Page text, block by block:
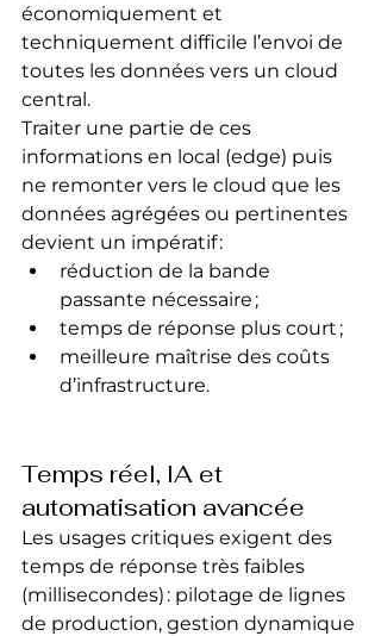
économiquement et
techniquement difficile l’envoi de
toutes les données vers un cloud
central.
Traiter une partie de ces
informations en local (edge) puis
ne remonter vers le cloud que les
données agrégées ou pertinentes
devient un impératif :
réduction de la bande
passante nécessaire ;
temps de réponse plus court ;
meilleure maîtrise des coûts
d’infrastructure.
Temps réel, IA et
automatisation avancée
Les usages critiques exigent des
temps de réponse très faibles
(millisecondes) : pilotage de lignes
de production, gestion dynamique